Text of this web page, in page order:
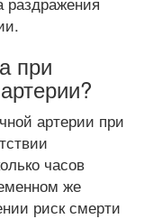
при
артерии при
часов
же
риск смерти